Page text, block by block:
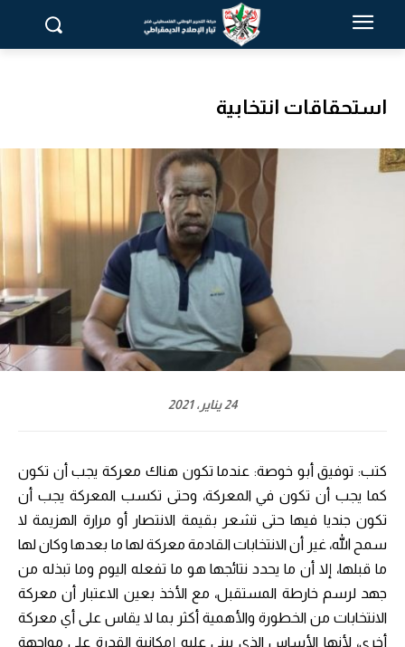
استحقاقات انتخابية
24 يناير، 2021
كتب: توفيق أبو خوصة: عندما تكون هناك معركة يجب أن تكون
كما يجب أن تكون في المعركة، وحتى تكسب المعركة يجب أن
تكون جنديا فيها حتى تشعر بقيمة الانتصار أو مرارة الهزيمة لا
سمح الله، غير أن الانتخابات القادمة معركة لها ما بعدها وكان لها
ما قبلها، إلا أن ما يحدد نتائجها هو ما تفعله اليوم وما تبذله من
جهد لرسم خارطة المستقبل، مع الأخذ بعين الاعتبار أن معركة
الانتخابات من الخطورة والأهمية أكثر بما لا يقاس على أي معركة
أخرى، لأنها الأساس الذي يبنى عليه إمكانية القدرة على مواجهة